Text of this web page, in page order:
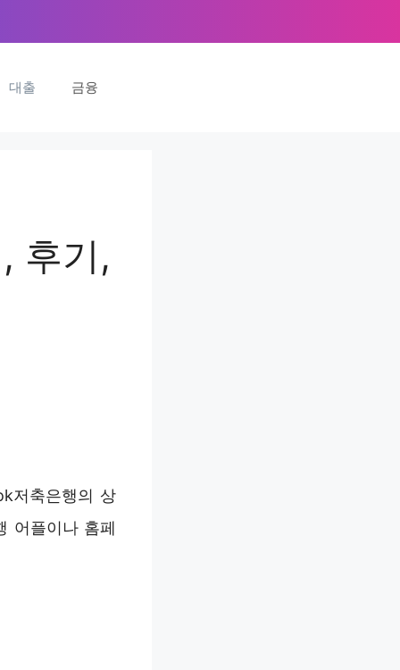
대출 금융
후기,
저축은행의 상
어플이나 홈페